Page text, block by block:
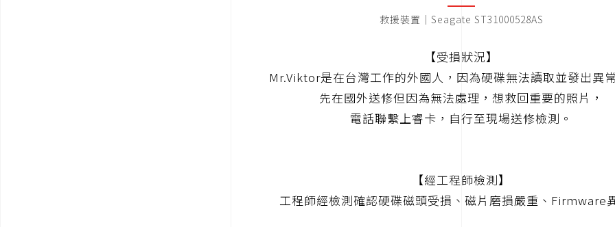
救援裝置｜Seagate ST31000528AS
【受損狀況】
Mr.Viktor是在台灣工作的外國人，因為硬碟無法讀取並發出異
先在國外送修但因為無法處理，想救回重要的照片，
電話聯繫上睿卡，自行至現場送修檢測。
【經工程師檢測】
工程師經檢測確認硬碟磁頭受損、磁片磨損嚴重、Firmware